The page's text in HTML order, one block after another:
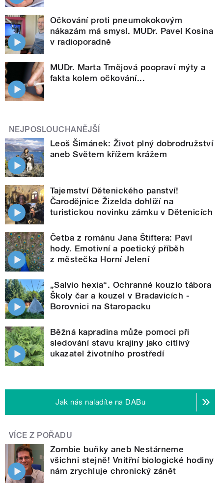
Očkování proti pneumokokovým
nákazám má smysl. MUDr. Pavel Kosina
v radioporadně
MUDr. Marta Tmějová poopraví mýty a
fakta kolem očkování...
NEJPOSLOUCHANĚJŠÍ
Leoš Šimánek: Život plný dobrodružství
aneb Světem křížem krážem
Tajemství Dětenického panství!
Čarodějnice Žizelda dohlíží na
turistickou novinku zámku v Dětenicích
Četba z románu Jana Štiftera: Paví
hody. Emotivní a poetický příběh
z městečka Horní Jelení
„Salvio hexia“. Ochranné kouzlo tábora
Školy čar a kouzel v Bradavicích -
Borovnici na Staropacku
Běžná kapradina může pomoci při
sledování stavu krajiny jako citlivý
ukazatel životního prostředí
Jak nás naladíte na DABu
VÍCE Z POŘADU
Zombie buňky aneb Nestárneme
všichni stejně! Vnitřní biologické hodiny
nám zrychluje chronický zánět